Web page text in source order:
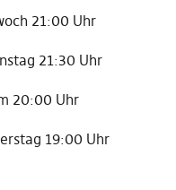
21:00 Uhr
21:30 Uhr
20:00 Uhr
19:00 Uhr